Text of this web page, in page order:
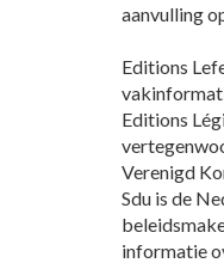
aanvulling
Editions
Editions
Verenigd
Sdu is de
informatie